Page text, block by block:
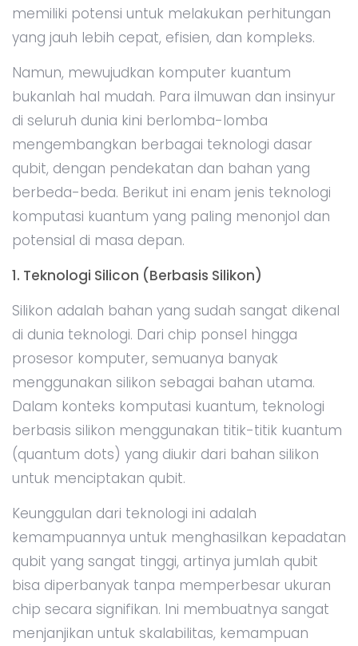
memiliki potensi untuk melakukan perhitungan
yang jauh lebih cepat, efisien, dan kompleks.
Namun, mewujudkan komputer kuantum
bukanlah hal mudah. Para ilmuwan dan insinyur
di seluruh dunia kini berlomba-lomba
mengembangkan berbagai teknologi dasar
qubit, dengan pendekatan dan bahan yang
berbeda-beda. Berikut ini enam jenis teknologi
komputasi kuantum yang paling menonjol dan
potensial di masa depan.
1. Teknologi Silicon (Berbasis Silikon)
Silikon adalah bahan yang sudah sangat dikenal
di dunia teknologi. Dari chip ponsel hingga
prosesor komputer, semuanya banyak
menggunakan silikon sebagai bahan utama.
Dalam konteks komputasi kuantum, teknologi
berbasis silikon menggunakan titik-titik kuantum
(quantum dots) yang diukir dari bahan silikon
untuk menciptakan qubit.
Keunggulan dari teknologi ini adalah
kemampuannya untuk menghasilkan kepadatan
qubit yang sangat tinggi, artinya jumlah qubit
bisa diperbanyak tanpa memperbesar ukuran
chip secara signifikan. Ini membuatnya sangat
menjanjikan untuk skalabilitas, kemampuan